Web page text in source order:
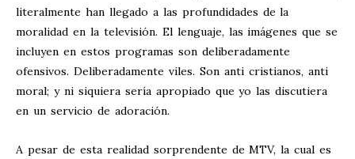
literalmente han llegado a las profundidades de la
moralidad en la televisión. El lenguaje, las imágenes que se
incluyen en estos programas son deliberadamente
ofensivos. Deliberadamente viles. Son anti cristianos, anti
moral; y ni siquiera sería apropiado que yo las discutiera
en un servicio de adoración.
A pesar de esta realidad sorprendente de MTV, la cual es